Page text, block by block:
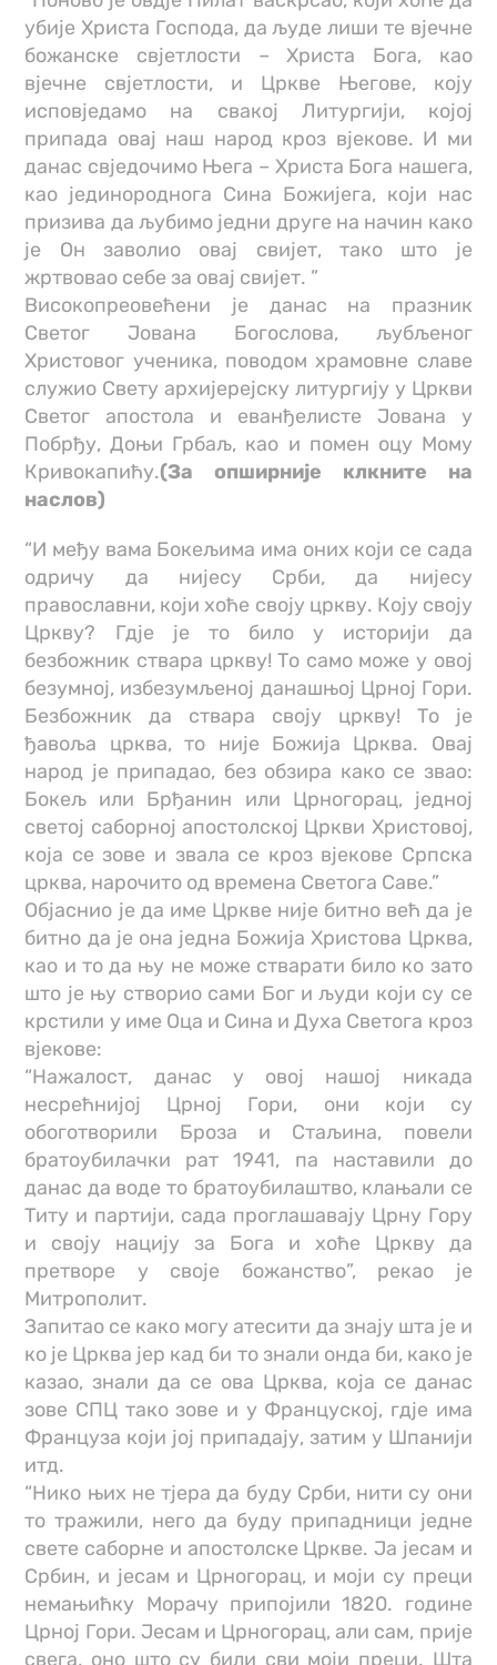
убије Христа Господа, да људе лиши те вјечне
божанске свјетлости – Христа Бога, као
вјечне свјетлости, и Цркве Његове, коју
исповједамо на свакој Литургији, којој
припада овај наш народ кроз вјекове. И ми
данас свједочимо Њега – Христа Бога нашега,
као јединороднога Сина Божијега, који нас
призива да љубимо једни друге на начин како
је Он заволио овај свијет, тако што је
жртвовао себе за овај свијет. ”
Високопреовећени је данас на празник
Светог Јована Богослова, љубљеног
Христовог ученика, поводом храмовне славе
служио Свету архијерејску литургију у Цркви
Светог апостола и еванђелисте Јована у
Побрђу, Доњи Грбаљ, као и помен оцу Мому
Кривокапићу.(За опширније клкните на
наслов)
“И међу вама Бокељима има оних који се сада
одричу да нијесу Срби, да нијесу
православни, који хоће своју цркву. Коју своју
Цркву? Гдје је то било у историји да
безбожник ствара цркву! То само може у овој
безумној, избезумљеној данашњој Црној Гори.
Безбожник да ствара своју цркву! То је
ђавоља црква, то није Божија Црква. Овај
народ је припадао, без обзира како се звао:
Бокељ или Брђанин или Црногорац, једној
светој саборној апостолској Цркви Христовој,
која се зове и звала се кроз вјекове Српска
црква, нарочито од времена Светога Саве.”
Објаснио је да име Цркве није битно већ да је
битно да је она једна Божија Христова Црква,
као и то да њу не може стварати било ко зато
што је њу створио сами Бог и људи који су се
крстили у име Оца и Сина и Духа Светога кроз
вјекове:
“Нажалост, данас у овој нашој никада
несрећнијој Црној Гори, они који су
обоготворили Броза и Стаљина, повели
братоубилачки рат 1941, па наставили до
данас да воде то братоубилаштво, клањали се
Титу и партији, сада проглашавају Црну Гору
и своју нацију за Бога и хоће Цркву да
претворе у своје божанство”, рекао је
Митрополит.
Запитао се како могу атесити да знају шта је и
ко је Црква јер кад би то знали онда би, како је
казао, знали да се овa Црква, која се данас
зове СПЦ тако зове и у Француској, гдје има
Француза који јој припадају, затим у Шпанији
итд.
“Нико њих не тјера да буду Срби, нити су они
то тражили, него да буду припадници једне
свете саборне и апостолске Цркве. Ја јесам и
Србин, и јесам и Црногорац, и моји су преци
немањићку Морачу припојили 1820. године
Црној Гори. Јесам и Црногорац, али сам, прије
свега, оно што су били сви моји преци. Шта